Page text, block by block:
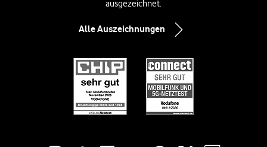
ausgezeichnet.
Alle Auszeichnungen